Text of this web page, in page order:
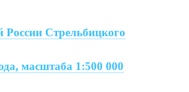
России Стрельбицкого
масштаба 1:500 000